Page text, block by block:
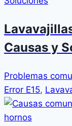
Causas y
Problemas
Error E15,